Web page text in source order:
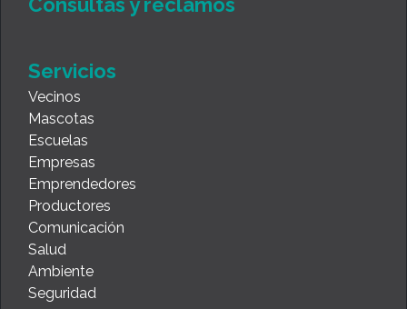
Servicios
Vecinos
Mascotas
Escuelas
Empresas
Emprendedores
Productores
Comunicación
Salud
Ambiente
Seguridad